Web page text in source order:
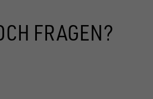
FRAGEN?